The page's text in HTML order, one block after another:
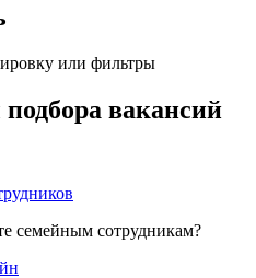
или фильтры
вакансий
семейным сотрудникам?